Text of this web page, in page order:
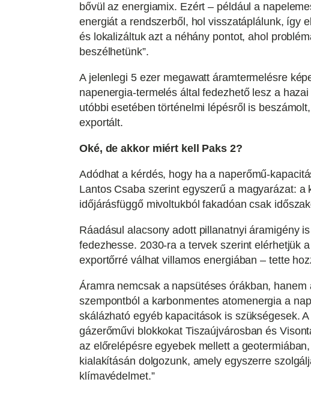
bővül az energiamix. Ezért – például a
energiát a rendszerből, hol visszatáplálunk, így
és lokalizáltuk azt a néhány pontot, ahol
beszélhetünk”.
A jelenlegi 5 ezer megawatt áramtermelésre
napenergia-termelés által fedezhető lesz a
utóbbi esetében történelmi lépésről is
exportált.
Oké, de akkor miért kell Paks 2?
Adódhat a kérdés, hogy ha a naperőmű-
Lantos Csaba szerint egyszerű a magyarázat:
időjárásfüggő mivoltukból fakadóan csak
Ráadásul alacsony adott pillanatnyi áramigény
fedezhesse. 2030-ra a tervek szerint elérhetjük
exportőrré válhat villamos energiában – tette
Áramra nemcsak a napsütéses órákban,
szempontból a karbonmentes atomenergia a
skálázható egyéb kapacitások is szükségesek.
gázerőművi blokkokat Tiszaújvárosban és
az előrelépésre egyebek mellett a
kialakításán dolgozunk, amely egyszerre
klímavédelmet.”